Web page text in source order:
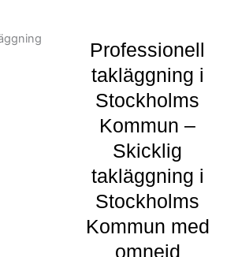
Professionell
takläggning i
Stockholms
Kommun –
Skicklig
takläggning i
Stockholms
Kommun med
omnejd